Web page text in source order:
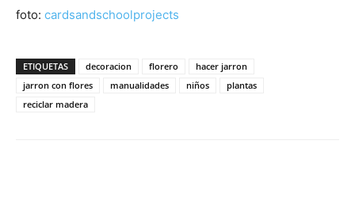
foto: cardsandschoolprojects
ETIQUETAS decoracion florero
hacer jarron
jarron con flores
manualidades niños
plantas
reciclar madera